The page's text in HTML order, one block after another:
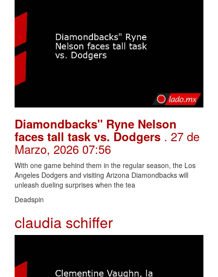
Diamondbacks" Ryne Nelson
faces tall task vs. Dodgers . 27 de
Marzo, 2026 07:56
With one game behind them in the regular season, the Los
Angeles Dodgers and visiting Arizona Diamondbacks will
unleash dueling surprises when the tea
Deadspin
claudia schiffer